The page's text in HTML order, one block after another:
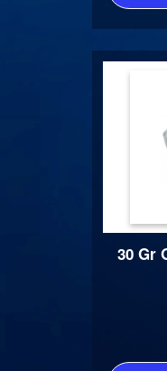
30 Gr